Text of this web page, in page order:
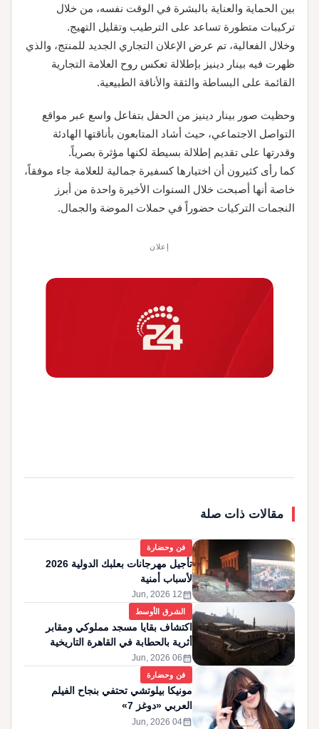
بين الحماية والعناية بالبشرة في الوقت نفسه، من خلال
تركيبات متطورة تساعد على الترطيب وتقليل التهيج.
وخلال الفعالية، تم عرض الإعلان التجاري الجديد للمنتج، والذي
ظهرت فيه بينار دينيز بإطلالة تعكس روح العلامة التجارية
القائمة على البساطة والثقة والأناقة الطبيعية.
وحظيت صور بينار دينيز من الحفل بتفاعل واسع عبر مواقع
التواصل الاجتماعي، حيث أشاد المتابعون بأناقتها الهادئة
وقدرتها على تقديم إطلالة بسيطة لكنها مؤثرة بصرياً.
كما رأى كثيرون أن اختيارها كسفيرة جمالية للعلامة جاء موفقاً،
خاصة أنها أصبحت خلال السنوات الأخيرة واحدة من أبرز
النجمات التركيات حضوراً في حملات الموضة والجمال.
إعلان
مقالات ذات صلة
فن وحضارة
تأجيل مهرجانات بعلبك الدولية 2026
لأسباب أمنية
calendar_month
12 Jun, 2026
الشرق الأوسط
اكتشاف بقايا مسجد مملوكي ومقابر
أثرية بالحطابة في القاهرة التاريخية
calendar_month
06 Jun, 2026
فن وحضارة
مونيكا بيلوتشي تحتفي بنجاح الفيلم
العربي «دوغز 7»
calendar_month
04 Jun, 2026